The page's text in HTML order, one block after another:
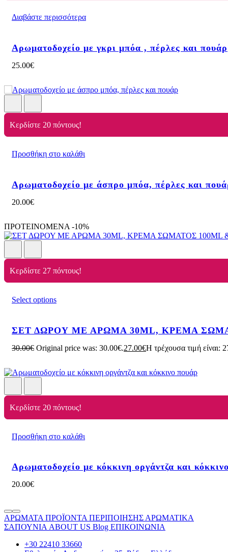
Διαβάστε περισσότερα
Αρωματοδοχείο με γκρι μπόα , πέρλες και πουάρ
25.00€
Κερδίστε 20 πόντους!
Προσθήκη στο καλάθι
Αρωματοδοχείο με άσπρο μπόα, πέρλες και
20.00€
ΠΡΟΤΕΙΝΟΜΕΝΑ -10%
Κερδίστε 27 πόντους!
Select options
ΣΕΤ ΔΩΡΟΥ ΜΕ ΑΡΩΜΑ 30ML, ΚΡΕΜΑ
30.00€ Original price was: 30.00€.27.00€Η τρέχουσα τιμή είναι:
Κερδίστε 20 πόντους!
Προσθήκη στο καλάθι
Αρωματοδοχείο με κόκκινη οργάντζα και
20.00€
ΑΡΩΜΑΤΑ ΠΡΟΪΟΝΤΑ ΠΕΡΙΠΟΙΗΣΗΣ ΑΡΩΜΑΤΙΚΑ
ΣΑΠΟΥΝΙΑ ABOUT US Blog ΕΠΙΚΟΙΝΩΝΙΑ
+30 22410 33660